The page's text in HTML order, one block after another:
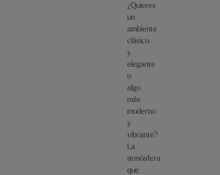
¿Quieres
un
ambiente
clásico
y
elegante
o
algo
más
moderno
y
vibrante?
La
atmósfera
que